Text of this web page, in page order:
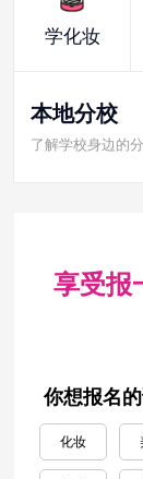
学化妆
本地分校
了解学校身边的
享受报
你想报名
化妆